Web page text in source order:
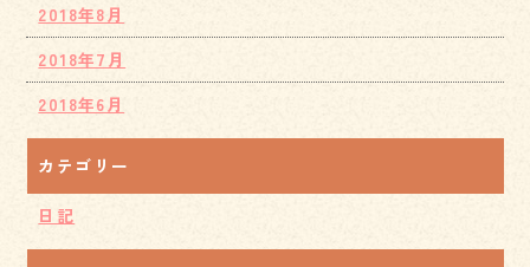
2018年8月
2018年7月
2018年6月
カテゴリー
日記